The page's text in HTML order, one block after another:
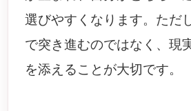
選びやすくなります。ただ
で突き進むのではなく、現
を添えることが大切です。